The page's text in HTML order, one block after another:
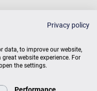
Privacy policy
data, to improve our website,
website experience. For
the settings.